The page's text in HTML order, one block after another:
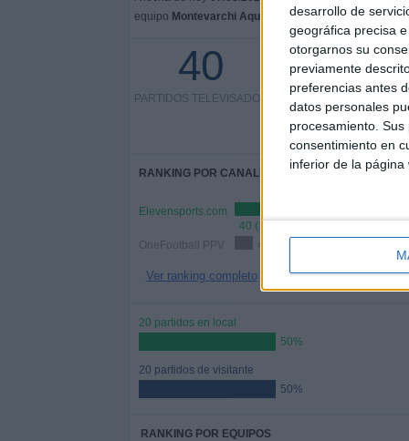
desarrollo de
geográfica precisa
otorgarnos su
previamente
preferencias antes
datos personales
procesamiento.
consentimiento en
inferior de la página
equipo Montevarchi Aquila 1902enEspaña, que fue
40
PARTIDOS TELEVISADOS
40 partidos en abierto
100%
0 partidos de pago
0%
RANKING POR CANALES
Elevensports.com
40 (100%)
OneFootball PPV
Ver ranking completo
20 partidos en local
50%
20 partidos de visitante
50%
RANKING POR EQUIPOS